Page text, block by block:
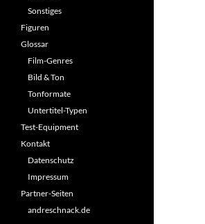
Sonstiges
Figuren
Glossar
Film-Genres
Bild & Ton
Tonformate
Untertitel-Typen
Test-Equipment
Kontakt
Datenschutz
Impressum
Partner-Seiten
andreschnack.de